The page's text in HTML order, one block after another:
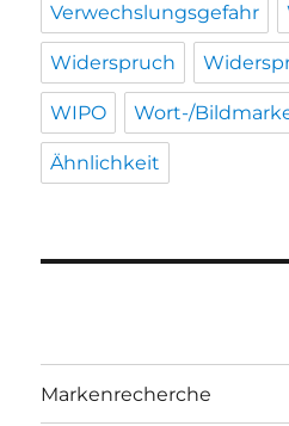
Verwechslungsgefahr
Widerspruch
WIPO Wort-/
Ähnlichkeit
Markenrecherche